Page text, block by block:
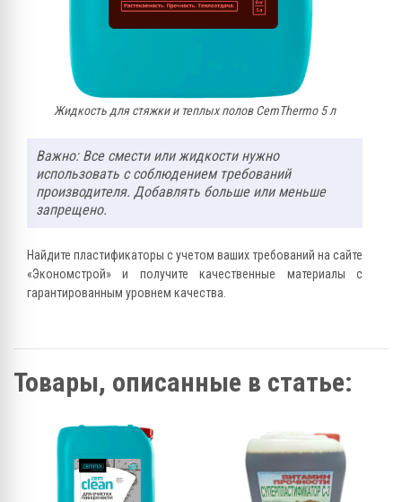
Жидкость для стяжки и теплых полов CemThermo 5 л
Важно: Все смести или жидкости нужно
использовать с соблюдением требований
производителя. Добавлять больше или меньше
запрещено.
Найдите пластификаторы с учетом ваших требований на сайте
«Экономстрой» и получите качественные материалы с
гарантированным уровнем качества.
Товары, описанные в статье: